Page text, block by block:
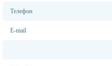
Телефон
E-mail